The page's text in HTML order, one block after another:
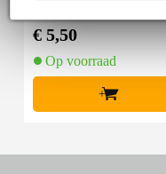
mal zwart (10 stuks)
€ 5,50
Op voorraad
+